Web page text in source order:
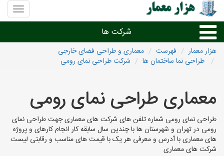
منوی
سایت
معمار
شرکت ها
طراحی داخلی و دکوراسیون داخلی
دیگر امور معماری
شرکت های معماری شهرها
هزار معمار فهرست
معماری و طراحی فضای خارجی
طراحی نما ساختمان ها
شرکت طراحی نمای رومی
معماری طراحی نمای رومی
طراحی نمای رومی شماره تلفن های شرکت های معماری جهت طراحی نمای
رومی در تهران و شهرستان ها با چندین سال سابقه کار انجام کارهای و پروژه
های معماری با آدرس و معرفی هر یک با قیمت های مناسب و رقابتی لیست
شرکت های معماری